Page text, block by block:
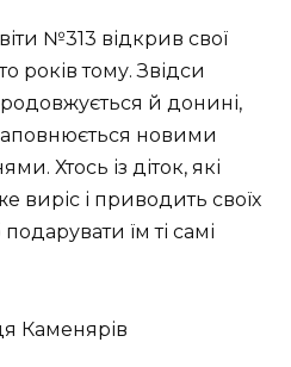
№313 відкрив свої
років тому. Звідси
й донині,
новими
Хтось із діток, які
виріс і приводить своїх
їм ті самі